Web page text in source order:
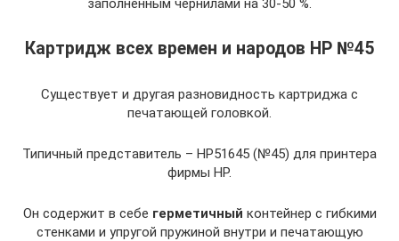
Картридж всех времен и народов НР №45
Существует и другая разновидность картриджа с
печатающей головкой.
Типичный представитель – НР51645 (№45) для принтера
фирмы НР.
Он содержит в себе герметичный контейнер с гибкими
стенками и упругой пружиной внутри и печатающую